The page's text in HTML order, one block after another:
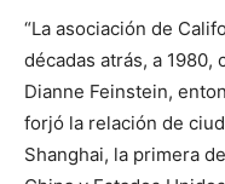
“La asociación de
décadas atrás, a 1980,
Dianne Feinstein,
forjó la relación de
Shanghai, la primera